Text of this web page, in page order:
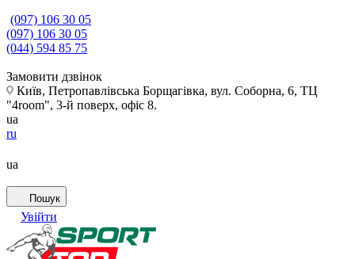
(097) 106 30 05
(097) 106 30 05
(044) 594 85 75
Замовити дзвінок
Київ, Петропавлівська Борщагівка, вул. Соборна, 6, ТЦ
"4room", 3-й поверх, офіс 8.
ua
ru
ua
Пошук
Увійти